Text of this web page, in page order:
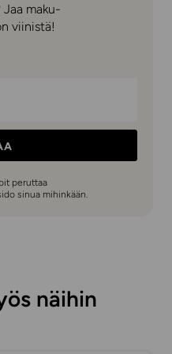
maku-
viinistä!
peruttaa
sinua mihinkään.
näihin